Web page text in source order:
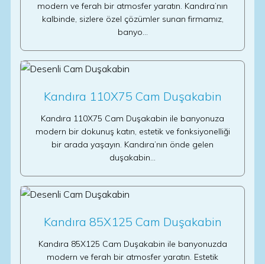
modern ve ferah bir atmosfer yaratın. Kandıra’nın
kalbinde, sizlere özel çözümler sunan firmamız,
banyo…
Kandıra 110X75 Cam Duşakabin
Kandıra 110X75 Cam Duşakabin ile banyonuza
modern bir dokunuş katın, estetik ve fonksiyonelliği
bir arada yaşayın. Kandıra’nın önde gelen
duşakabin…
Kandıra 85X125 Cam Duşakabin
Kandıra 85X125 Cam Duşakabin ile banyonuzda
modern ve ferah bir atmosfer yaratın. Estetik